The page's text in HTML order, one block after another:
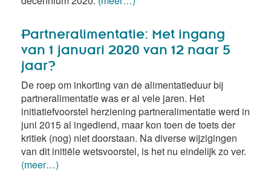
Partneralimentatie: Met ingang
van 1 januari 2020 van 12 naar 5
jaar?
De roep om inkorting van de alimentatieduur bij
partneralimentatie was er al vele jaren. Het
initiatiefvoorstel herziening partneralimentatie werd in
juni 2015 al ingediend, maar kon toen de toets der
kritiek (nog) niet doorstaan. Na diverse wijzigingen
van dit initiële wetsvoorstel, is het nu eindelijk zo ver.
(meer…)